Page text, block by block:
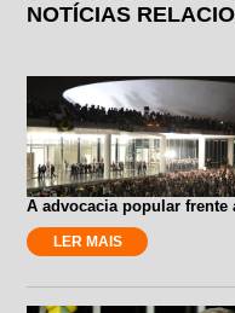
NOTÍCIAS
A advocacia popular
LER MAIS